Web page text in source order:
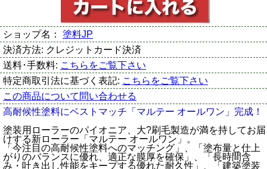
ショップ名： 塗料JP
決済方法: クレジットカード決済
送料･手数料: こちらをご覧下さい
特定商取引法に基づく表記: こちらをご覧下さい
この商品について問い合わせる
高耐候性塗料にベストマッチ「マルテー オールワン」完成！
塗装用ローラーのパイオニア、大?刷毛製造が満を持してお届
けする新ローラー「マルテー オールワン」。
「今注目の高耐候性塗料へのマッチング」、「塗布量と仕上
がりのバランスに優れ、適正な膜厚を確保」、「長時間含
み・吐き出し性能をキープする優れた耐久性」、「建築塗装